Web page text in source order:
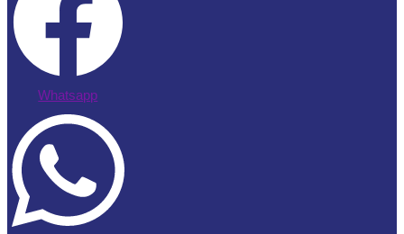
Whatsapp